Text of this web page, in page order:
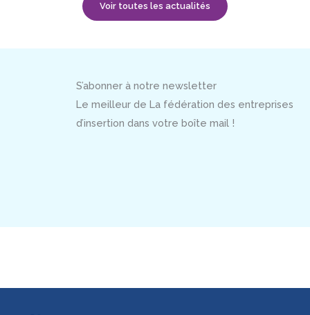
Voir toutes les actualités
S’abonner à notre newsletter
Le meilleur de La fédération des entreprises
d’insertion dans votre boîte mail !